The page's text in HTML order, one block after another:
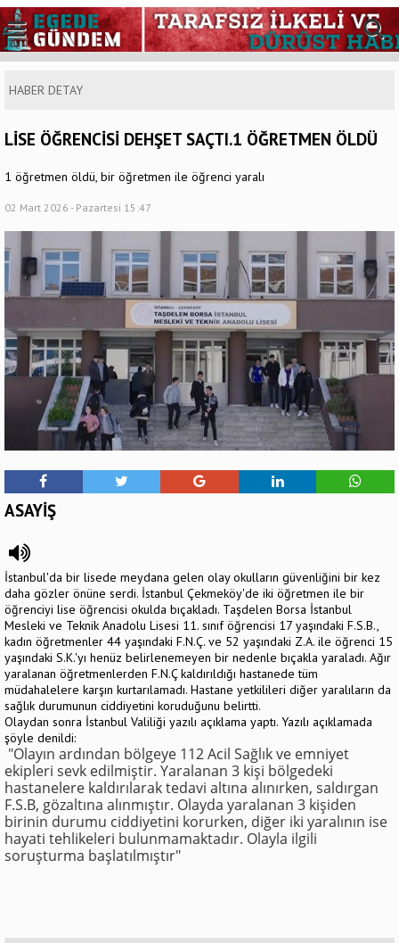
HABER DETAY
LİSE ÖĞRENCİSİ DEHŞET SAÇTI.1 ÖĞRETMEN ÖLDÜ
1 öğretmen öldü, bir öğretmen ile öğrenci yaralı
02 Mart 2026 - Pazartesi 15:47
ASAYİŞ
İstanbul'da bir lisede meydana gelen olay okulların güvenliğini bir kez
daha gözler önüne serdi. İstanbul Çekmeköy'de iki öğretmen ile bir
öğrenciyi lise öğrencisi okulda bıçakladı. Taşdelen Borsa İstanbul
Mesleki ve Teknik Anadolu Lisesi 11. sınıf öğrencisi 17 yaşındaki F.S.B.,
kadın öğretmenler 44 yaşındaki F.N.Ç. ve 52 yaşındaki Z.A. ile öğrenci 15
yaşındaki S.K.'yı henüz belirlenemeyen bir nedenle bıçakla yaraladı. Ağır
yaralanan öğretmenlerden F.N.Ç kaldırıldığı hastanede tüm
müdahalelere karşın kurtarılamadı. Hastane yetkilileri diğer yaralıların da
sağlık durumunun ciddiyetini koruduğunu belirtti.
Olaydan sonra İstanbul Valiliği yazılı açıklama yaptı. Yazılı açıklamada
şöyle denildi:
"Olayın ardından bölgeye 112 Acil Sağlık ve emniyet
ekipleri sevk edilmiştir. Yaralanan 3 kişi bölgedeki
hastanelere kaldırılarak tedavi altına alınırken, saldırgan
F.S.B, gözaltına alınmıştır. Olayda yaralanan 3 kişiden
birinin durumu ciddiyetini korurken, diğer iki yaralının ise
hayati tehlikeleri bulunmamaktadır. Olayla ilgili
soruşturma başlatılmıştır"